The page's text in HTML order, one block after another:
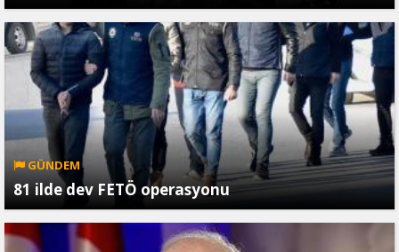
GÜNDEM
81 ilde dev FETÖ operasyonu